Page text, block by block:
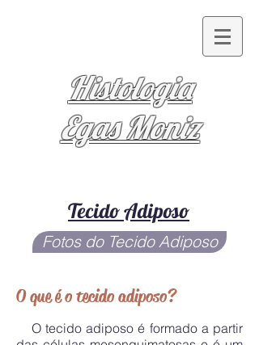
Histologia
Egas Moniz
Tecido Adiposo
Fotos do Tecido Adiposo
O que é o tecido adiposo?
O tecido adiposo é formado a partir